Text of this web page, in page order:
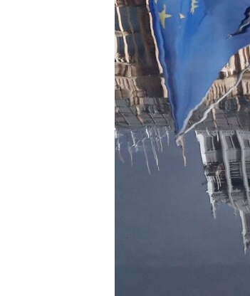
УКРАЇНСЬКА ПРОБЛЕМА КРИМУ